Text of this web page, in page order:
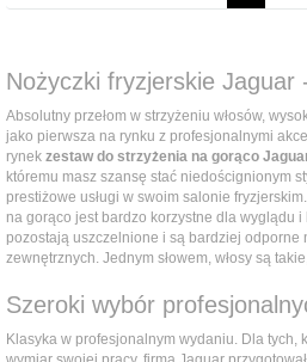
Nożyczki fryzjerskie Jaguar
Absolutny przełom w strzyżeniu włosów,
jako pierwsza na rynku z profesjonalnymi
rynek zestaw do strzyżenia na gorąco
któremu masz szansę stać niedoścignionym
prestiżowe usługi w swoim salonie
na gorąco jest bardzo korzystne dla wyglądu i
pozostają uszczelnione i są bardziej odporne
zewnętrznych. Jednym słowem, włosy są
Szeroki wybór
Klasyka w profesjonalnym wydaniu. Dla tych,